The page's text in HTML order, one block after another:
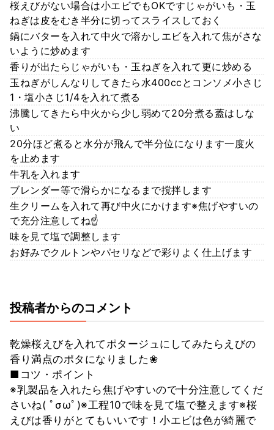
桜えびがない場合は小エビでもOKですじゃがいも・玉
ねぎは皮をむき半分に切ってスライスしておく
鍋にバターを入れて中火で溶かしエビを入れて焦がさな
いように炒めます
香りが出たらじゃがいも・玉ねぎを入れて更に炒める
玉ねぎがしんなりしてきたら水400ccとコンソメ小さじ
1・塩小さじ1/4を入れて煮る
沸騰してきたら中火から少し弱めて20分煮る蓋はしな
い
20分ほど煮ると水分が飛んで半分位になります一度火
を止めます
牛乳を入れます
ブレンダー等で滑らかになるまで撹拌します
生クリームを入れて再び中火にかけます※焦げやすいの
で充分注意してね☝
味を見て塩で調整します
お好みでクルトンやパセリなどで彩りよく仕上げます
投稿者からのコメント
乾燥桜えびを入れてポタージュにしてみたらえびの
香り満点のポタになりました❀
■コツ・ポイント
※乳製品を入れたら焦げやすいので十分注意してくだ
さいね( ﾟσωﾟ)※工程10で味を見て塩で整えます※桜
えびは香りがとてもいいです！小エビは色が綺麗で